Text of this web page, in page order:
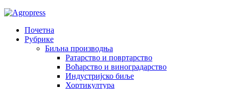
Почетна
Рубрике
Биљна производња
Ратарство и повртарство
Воћарство и виноградарство
Индустријско биље
Хортикултура